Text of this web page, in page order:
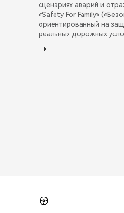
сценариях аварий и
«Safety For Family»
ориентированный на
реальных дорожных